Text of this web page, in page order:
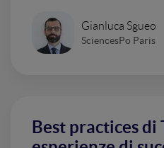
Gianluca Sgueo
SciencesPo Paris
Best practices di